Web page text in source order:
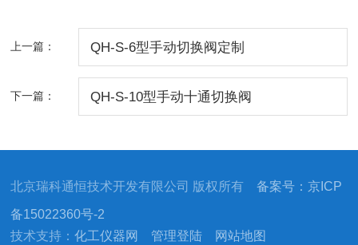
上一篇： QH-S-6型手动切换阀定制
下一篇： QH-S-10型手动十通切换阀
北京瑞科通恒技术开发有限公司 版权所有备案号：京ICP
备15022360号-2
技术支持：化工仪器网 管理登陆 网站地图